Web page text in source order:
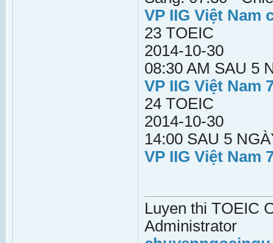
VP IIG Việt Nam
23 TOEIC
2014-10-30
08:30 AM SAU 5
VP IIG Việt Nam
24 TOEIC
2014-10-30
14:00 SAU 5
VP IIG Việt Nam
Luyen thi TOEIC
Administrator